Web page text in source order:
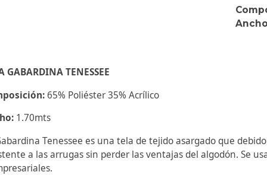
GABARDINA TENESSEE
65% Poliéster 35% Acrílico
1.70mts
Tenessee es una tela de tejido asargado que
a las arrugas sin perder las ventajas del algodón. Se